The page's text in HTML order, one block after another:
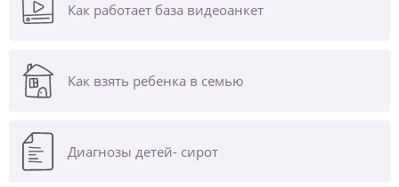
Как работает база видеоанкет
Как взять ребенка в семью
Диагнозы детей- сирот